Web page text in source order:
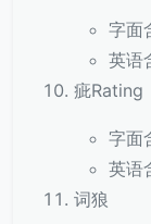
字面
英语
疵Rating
字面
英语
词狼